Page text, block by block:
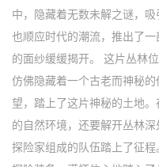
中，隐藏着无数未解之谜，
也顺应时代的潮流，推出了
的面纱缓缓揭开。 这片丛林
仿佛隐藏着一个古老而神秘
望，踏上了这片神秘的土地
的自然环境，还要解开丛林
探险家组成的队伍踏上了征